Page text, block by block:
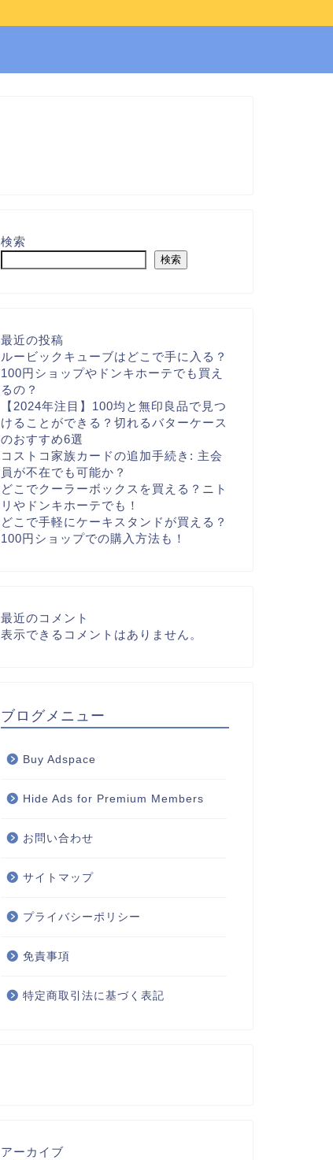
検索
検索
最近の投稿
ルービックキューブはどこで手に入る？
100円ショップやドンキホーテでも買え
るの？
【2024年注目】100均と無印良品で見つ
けることができる？切れるバターケース
のおすすめ6選
コストコ家族カードの追加手続き: 主会
員が不在でも可能か？
どこでクーラーボックスを買える？ニト
リやドンキホーテでも！
どこで手軽にケーキスタンドが買える？
100円ショップでの購入方法も！
最近のコメント
表示できるコメントはありません。
ブログメニュー
Buy Adspace
Hide Ads for Premium Members
お問い合わせ
サイトマップ
プライバシーポリシー
免責事項
特定商取引法に基づく表記
アーカイブ